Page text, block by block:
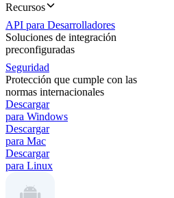
Recursos
API para Desarrolladores
Soluciones de integración
preconfiguradas
Seguridad
Protección que cumple con las
normas internacionales
Descargar
para Windows
Descargar
para Mac
Descargar
para Linux